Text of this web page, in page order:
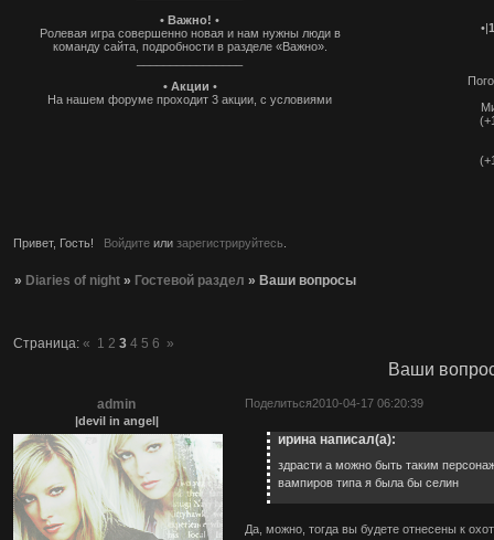
• Важно! •
Ролевая игра совершенно новая и нам нужны люди в
команду сайта, подробности в разделе «Важно».
• Акции •
На нашем форуме проходит 3 акции, с условиями
•|
Привет, Гость! Войдитеили зарегистрируйтесь
» Diaries of night » Гостевой раздел »Ваши вопросы
Ваши
Страница:« 1 2 3 4 5 6 »
Поделиться2010-04-17 06:20:39
admin
|devil in angel|
ирина написал(а):
здрасти а можно быть таким
вампиров типа я была бы селин
Да, можно, тогда вы будете отнесены к